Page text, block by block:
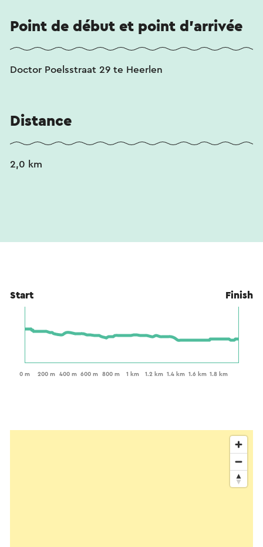
Point de début et point d'arrivée
Doctor Poelsstraat 29 te Heerlen
Distance
2,0 km
Start Finish